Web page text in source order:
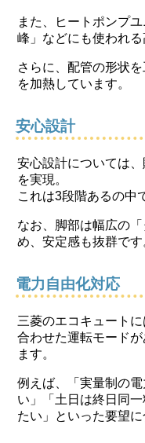
また、ヒートポンプ
峰」などにも使われる
さらに、配管の形状
を加熱しています。
安心設計
安心設計については
を実現。
これは3段階あるの中
なお、脚部は幅広の
め、安定感も抜群です
電力自由化対応
三菱のエコキュート
合わせた運転モード
ます。
例えば、「実量制の
い」「土日は終日同
たい」といった要望